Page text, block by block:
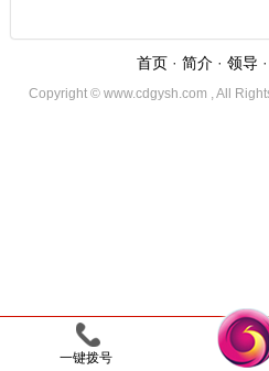
首页 · 简介 · 领导 ·
Copyright © www.cdgysh.com , All
一键拨号